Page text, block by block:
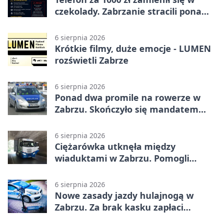
czekolady. Zabrzanie stracili ponad
6 sierpnia 2026
Krótkie filmy, duże emocje - LUMEN
rozświetli Zabrze
6 sierpnia 2026
Ponad dwa promile na rowerze w
Zabrzu. Skończyło się mandatem
6 sierpnia 2026
Ciężarówka utknęła między
wiaduktami w Zabrzu. Pomogli
6 sierpnia 2026
Nowe zasady jazdy hulajnogą w
Zabrzu. Za brak kasku zapłaci